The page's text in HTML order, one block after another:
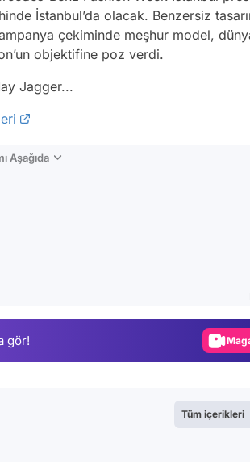
İstanbul’da olacak. Benzersiz
çekiminde meşhur model,
objektifine poz verdi.
Jagger...
Aşağıda
gör!
Tüm içerikleri